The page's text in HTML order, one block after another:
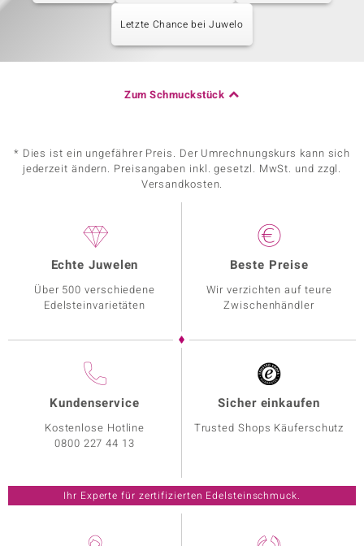
Letzte Chance bei Juwelo
Zum Schmuckstück
* Dies ist ein ungefährer Preis. Der Umrechnungskurs kann sich
jederzeit ändern. Preisangaben inkl. gesetzl. MwSt. und zzgl.
Versandkosten.
Echte Juwelen
Über 500 verschiedene
Edelsteinvarietäten
Beste Preise
Wir verzichten auf teure
Zwischenhändler
Kundenservice
Kostenlose Hotline
0800 227 44 13
Sicher einkaufen
Trusted Shops Käuferschutz
Ihr Experte für zertifizierten Edelsteinschmuck.